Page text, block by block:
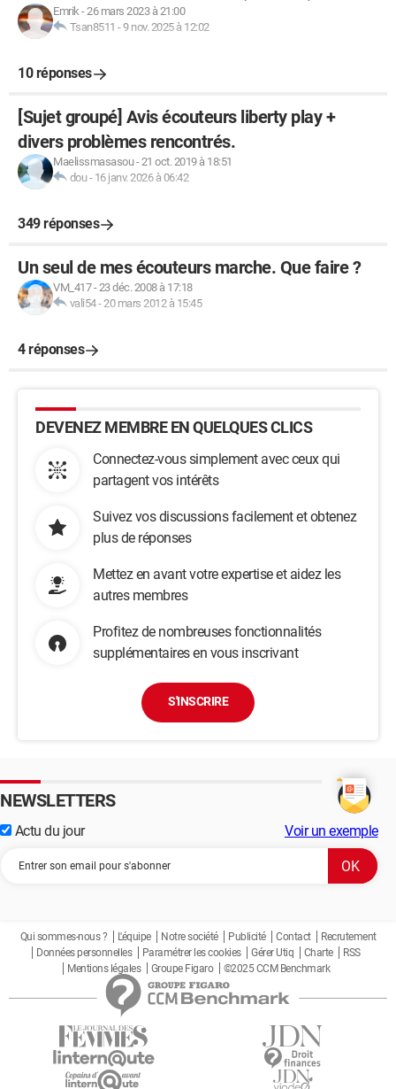
Emrik-26 mars 2023 à 21:00
Tsan8511 -9 nov. 2025 à 12:02
10 réponses
[Sujet groupé] Avis écouteurs liberty play +
divers problèmes rencontrés.
Maelissmasasou-21 oct. 2019 à 18:51
dou- 16 janv. 2026 à 06:42
349 réponses
Un seul de mes écouteurs marche. Que faire ?
VM_417-23 déc. 2008 à 17:18
vali54-20 mars 2012 à 15:45
4 réponses
DEVENEZ MEMBRE EN QUELQUES CLICS
Connectez-vous simplement avec ceux qui
partagent vos intérêts
Suivez vos discussions facilement et obtenez
plus de réponses
Mettez en avant votre expertise et aidez les
autres membres
Profitez de nombreuses fonctionnalités
supplémentaires en vous inscrivant
S'INSCRIRE
NEWSLETTERS
Actu du jour Voir un exemple
Qui sommes-nous ? L'équipe Notre société Publicité Contact
Recrutement
Données personnelles
Paramétrer les cookies Gérer Utiq Charte
RSS
Mentions légales
Groupe Figaro ©2025 CCM Benchmark